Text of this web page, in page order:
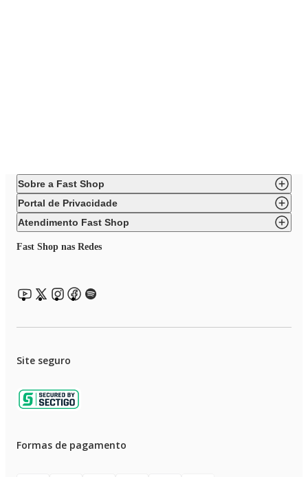
Sobre a Fast Shop
Portal de Privacidade
Atendimento Fast Shop
Fast Shop nas Redes
Site seguro
Formas de pagamento